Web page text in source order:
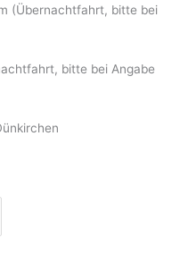
(Übernachtfahrt, bitte bei
bitte bei Angabe